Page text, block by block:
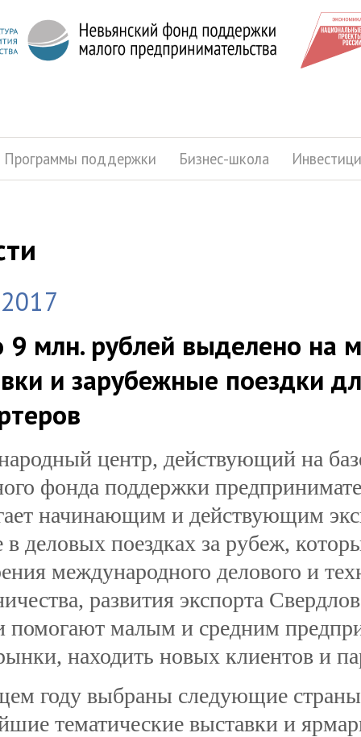
Программы поддержки Бизнес-школа
9 млн. рублей выделено на
и зарубежные поездки
центр, действующий на
фонда поддержки
начинающим и действующим
в деловых поездках за рубеж,
международного делового и
развития экспорта
помогают малым и средним
находить новых клиентов и
году выбраны следующие
тематические выставки и